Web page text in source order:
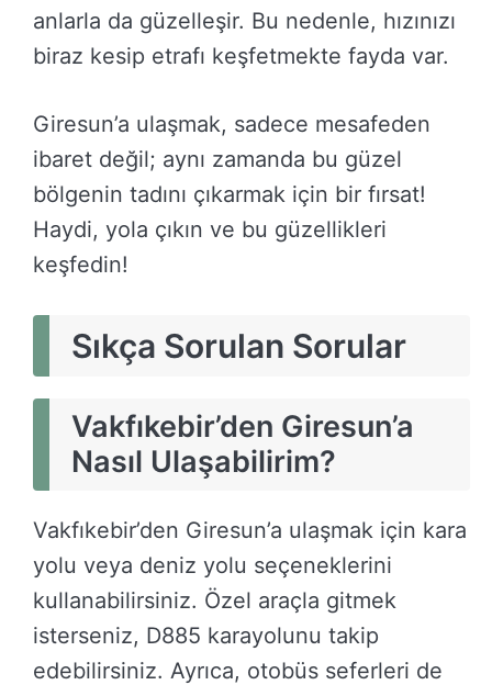
anlarla da güzelleşir. Bu nedenle, hızınızı
biraz kesip etrafı keşfetmekte fayda var.
Giresun’a ulaşmak, sadece mesafeden
ibaret değil; aynı zamanda bu güzel
bölgenin tadını çıkarmak için bir fırsat!
Haydi, yola çıkın ve bu güzellikleri
keşfedin!
Sıkça Sorulan Sorular
Vakfıkebir’den Giresun’a
Nasıl Ulaşabilirim?
Vakfıkebir’den Giresun’a ulaşmak için kara
yolu veya deniz yolu seçeneklerini
kullanabilirsiniz. Özel araçla gitmek
isterseniz, D885 karayolunu takip
edebilirsiniz. Ayrıca, otobüs seferleri de